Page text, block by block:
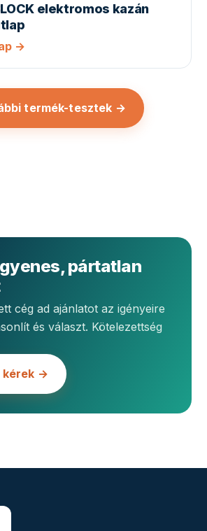
elektromos kazán
→
termék-tesztek →
pártatlan
cég ad ajánlatot az igényeire
és választ. Kötelezettség
kérek →